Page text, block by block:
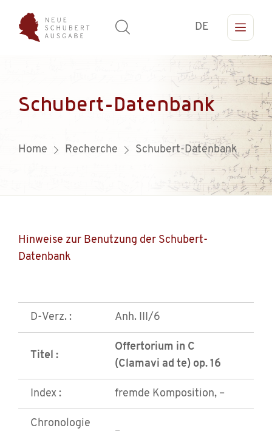
DE
Schubert-Datenbank
Home Recherche Schubert-Datenbank
Hinweise zur Benutzung der Schubert-
Datenbank
D-Verz. : Anh. III/6
Titel :
Offertorium in C
(Clamavi ad te) op. 16
Index : fremde Komposition, –
Chronologie